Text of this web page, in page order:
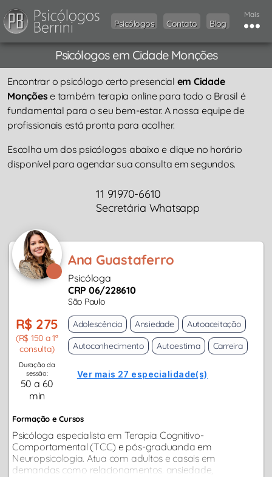
Psicólogos Contato Blog
Mais
Psicólogos em Cidade Monções
Encontrar o psicólogo certo presencial em Cidade
Monçõese também terapia online para todo o Brasil é
fundamental para o seu bem-estar. A nossa equipe de
profissionais está pronta para acolher.
Escolha um dos psicólogos abaixo e clique no horário
disponível para agendar sua consulta em segundos.
11 91970-6610
Secretária Whatsapp
Ana Guastaferro
Psicóloga
CRP 06/228610
São Paulo
R$ 275
(R$ 150 a 1ª
consulta)
Duração da
sessão:
50 a 60
min
Adolescência Ansiedade
Autoaceitação
Autoconhecimento
Autoestima Carreira
Ver mais 27 especialidade(s)
Formação e Cursos
Psicóloga especialista em Terapia Cognitivo-
Comportamental (TCC) e pós-graduanda em
Neuropsicologia. Atua com adultos e casais em
demandas como relacionamentos. ansiedade,